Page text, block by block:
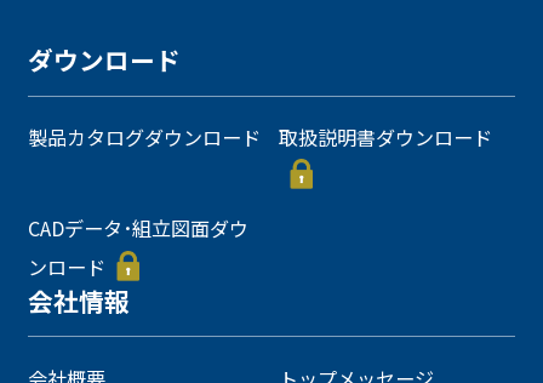
ダウンロード
製品カタログダウンロード 取扱説明書ダウンロード
CADデータ･組立図面ダウ
ンロード
会社情報